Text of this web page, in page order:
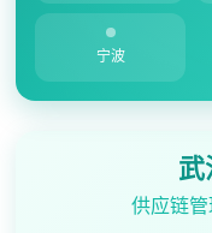
宁波
武
供应链管